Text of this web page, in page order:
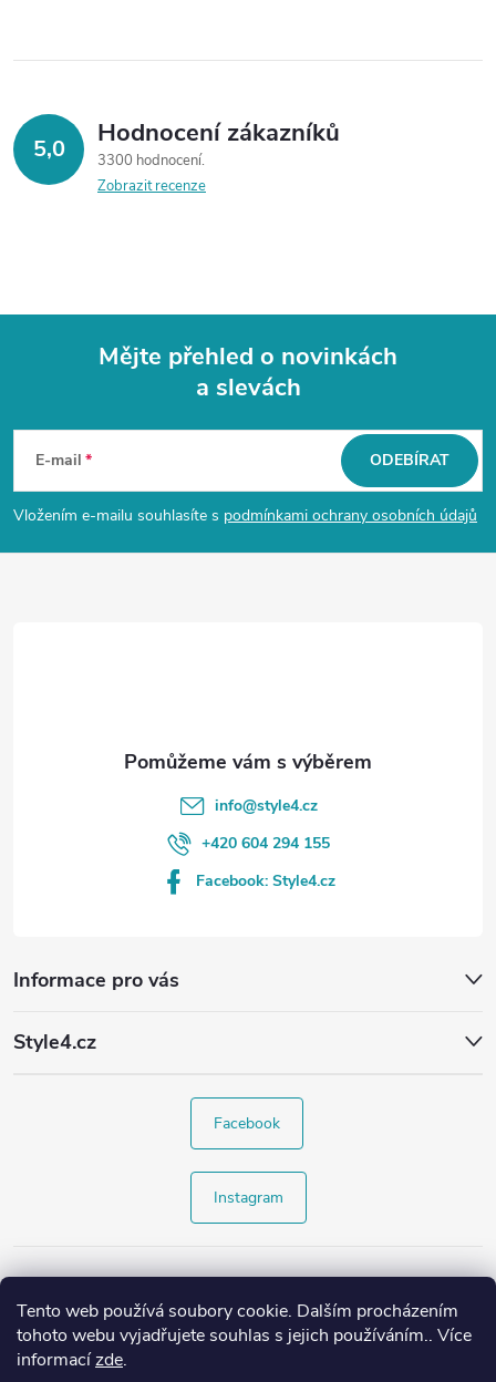
Tento web používá soubory cookie. Dalším procházením
tohoto webu vyjadřujete souhlas s jejich používáním.. Více
informacízde.
5,0 Hodnocení zákazníků
3300 hodnocení
Zobrazit recenze
p
Mějte přehled o novinkách
a slevách
E-mail
Vložením e-mailu souhlasíte s podmínkami ochrany osobních údajů
ODEBÍRAT
Informace pro vás
Style4.cz
info@style4.cz
+420 604 294 155
Facebook: Style4.cz
Facebook
Instagram